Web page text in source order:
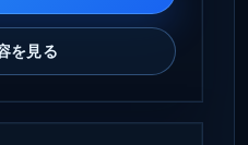
を見る